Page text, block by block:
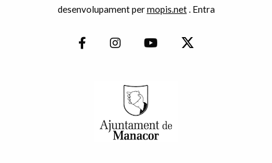
desenvolupament permopis.net. Entra